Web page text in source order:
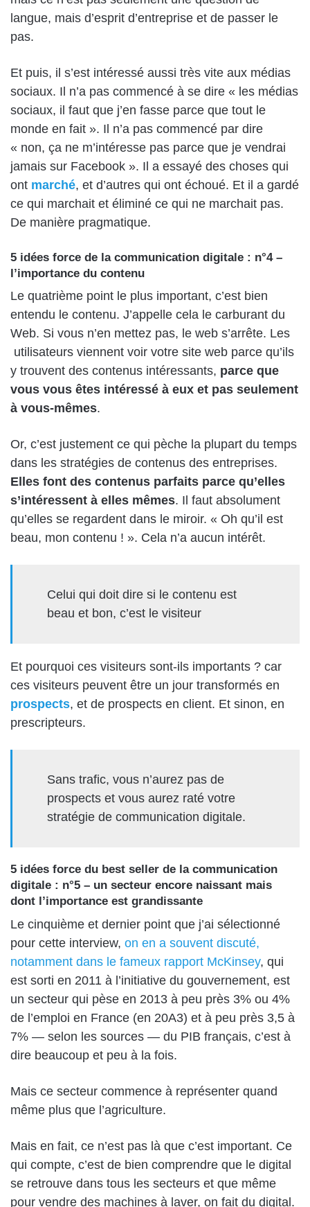
langue, mais d’esprit d’entreprise et de passer le
pas.
Et puis, il s’est intéressé aussi très vite aux médias
sociaux. Il n’a pas commencé à se dire « les médias
sociaux, il faut que j’en fasse parce que tout le
monde en fait ». Il n’a pas commencé par dire
« non, ça ne m’intéresse pas parce que je vendrai
jamais sur Facebook ». Il a essayé des choses qui
ont marché, et d’autres qui ont échoué. Et il a gardé
ce qui marchait et éliminé ce qui ne marchait pas.
De manière pragmatique.
5 idées force de la communication digitale : n°4 –
l’importance du contenu
Le quatrième point le plus important, c’est bien
entendu le contenu. J’appelle cela le carburant du
Web. Si vous n’en mettez pas, le web s’arrête. Les
utilisateurs viennent voir votre site web parce qu’ils
y trouvent des contenus intéressants, parce que
vous vous êtes intéressé à eux et pas seulement
à vous-mêmes.
Or, c’est justement ce qui pèche la plupart du temps
dans les stratégies de contenus des entreprises.
Elles font des contenus parfaits parce qu’elles
s’intéressent à elles mêmes. Il faut absolument
qu’elles se regardent dans le miroir. « Oh qu’il est
beau, mon contenu ! ». Cela n’a aucun intérêt.
Celui qui doit dire si le contenu est
beau et bon, c’est le visiteur
Et pourquoi ces visiteurs sont-ils importants ? car
ces visiteurs peuvent être un jour transformés en
prospects, et de prospects en client. Et sinon, en
prescripteurs.
Sans trafic, vous n’aurez pas de
prospects et vous aurez raté votre
stratégie de communication digitale.
5 idées force du best seller de la communication
digitale : n°5 – un secteur encore naissant mais
dont l’importance est grandissante
Le cinquième et dernier point que j’ai sélectionné
pour cette interview, on en a souvent discuté,
notamment dans le fameux rapport McKinsey, qui
est sorti en 2011 à l’initiative du gouvernement, est
un secteur qui pèse en 2013 à peu près 3% ou 4%
de l’emploi en France (en 20A3) et à peu près 3,5 à
7% — selon les sources — du PIB français, c’est à
dire beaucoup et peu à la fois.
Mais ce secteur commence à représenter quand
même plus que l’agriculture.
Mais en fait, ce n’est pas là que c’est important. Ce
qui compte, c’est de bien comprendre que le digital
se retrouve dans tous les secteurs et que même
pour vendre des machines à laver, on fait du digital.